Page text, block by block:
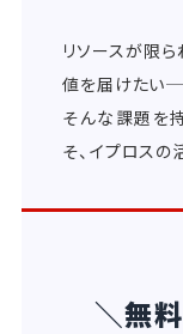
リソースが限
値を届けたい――
そんな課題を
そ、イプロスの
＼無料